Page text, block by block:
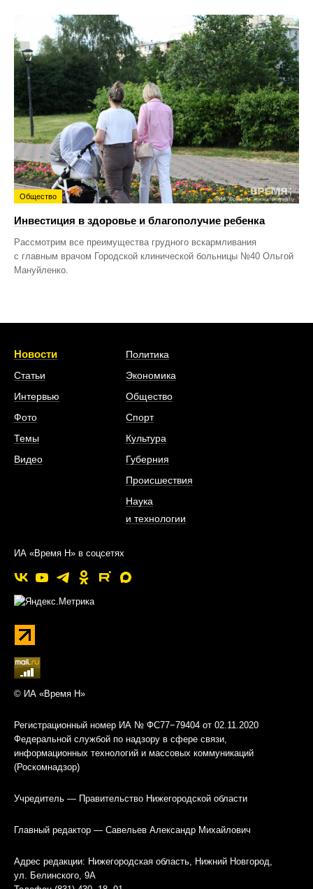
Общество
Инвестиция в здоровье и благополучие ребенка
Рассмотрим все преимущества грудного вскармливания
с главным врачом Городской клинической больницы №40 Ольгой
Мануйленко.
Новости
Статьи
Интервью
Фото
Темы
Видео
Политика
Экономика
Общество
Спорт
Культура
Губерния
Происшествия
Наука
и технологии
ИА «Время Н» в соцсетях
© ИА «Время Н»
Регистрационный номер ИА № ФС77−79404 от 02.11.2020
Федеральной службой по надзору в сфере связи,
информационных технологий и массовых коммуникаций
(Роскомнадзор)
Учредитель — Правительство Нижегородской области
Главный редактор — Савельев Александр Михайлович
Адрес редакции: Нижегородская область, Нижний Новгород,
ул. Белинского, 9А